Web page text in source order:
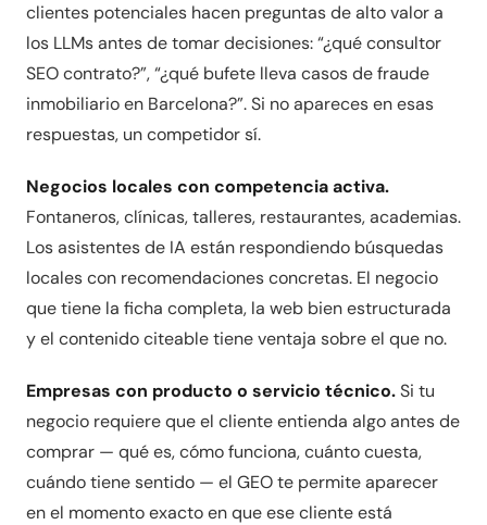
clientes potenciales hacen preguntas de alto valor a
los LLMs antes de tomar decisiones: “¿qué consultor
SEO contrato?”, “¿qué bufete lleva casos de fraude
inmobiliario en Barcelona?”. Si no apareces en esas
respuestas, un competidor sí.
Negocios locales con competencia activa.
Fontaneros, clínicas, talleres, restaurantes, academias.
Los asistentes de IA están respondiendo búsquedas
locales con recomendaciones concretas. El negocio
que tiene la ficha completa, la web bien estructurada
y el contenido citeable tiene ventaja sobre el que no.
Empresas con producto o servicio técnico.Si tu
negocio requiere que el cliente entienda algo antes de
comprar — qué es, cómo funciona, cuánto cuesta,
cuándo tiene sentido — el GEO te permite aparecer
en el momento exacto en que ese cliente está